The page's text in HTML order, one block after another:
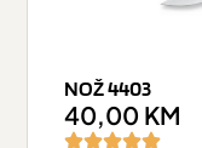
NOŽ 4403
40,00 KM